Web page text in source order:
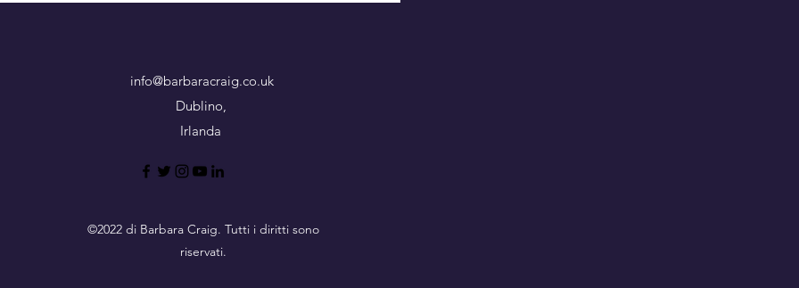
info@barbaracraig.co.uk
Dublino,
Irlanda
©2022 di Barbara Craig. Tutti i diritti sono
riservati.